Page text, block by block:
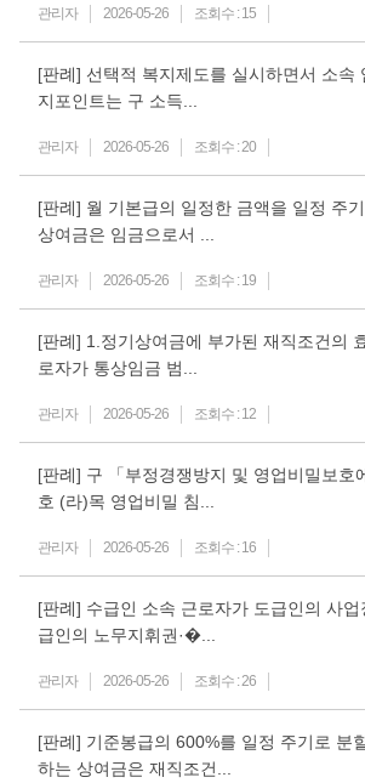
관리자 2026-05-26 조회수 :15
[판례] 선택적 복지제도를 실시하면서 소속
지포인트는 구 소득...
관리자 2026-05-26 조회수 :20
[판례] 월 기본급의 일정한 금액을 일정 주
상여금은 임금으로서 ...
관리자 2026-05-26 조회수 :19
[판례] 1.정기상여금에 부가된 재직조건의
로자가 통상임금 범...
관리자 2026-05-26 조회수 :12
[판례] 구 「부정경쟁방지 및 영업비밀보호
호 (라)목 영업비밀 침...
관리자 2026-05-26 조회수 :16
[판례] 수급인 소속 근로자가 도급인의 사
급인의 노무지휘권·�...
관리자 2026-05-26 조회수 :26
[판례] 기준봉급의 600%를 일정 주기로 분
하는 상여금은 재직조건...